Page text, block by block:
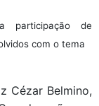
participação de
com o tema
Cézar Belmino,